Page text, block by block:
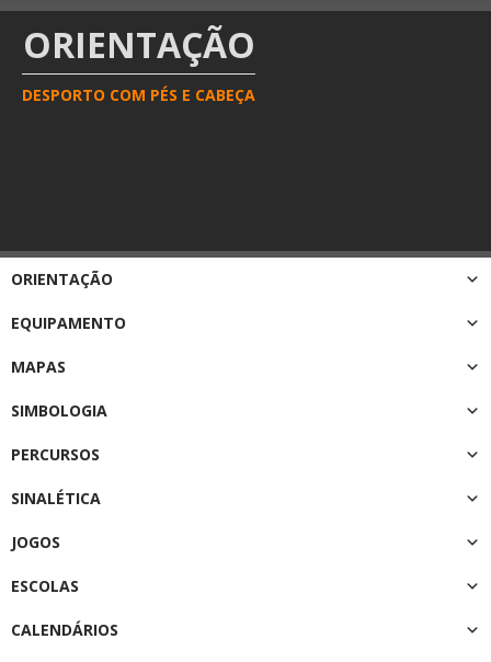
ORIENTAÇÃO
DESPORTO COM PÉS E CABEÇA
ORIENTAÇÃO
EQUIPAMENTO
MAPAS
SIMBOLOGIA
PERCURSOS
SINALÉTICA
JOGOS
ESCOLAS
CALENDÁRIOS